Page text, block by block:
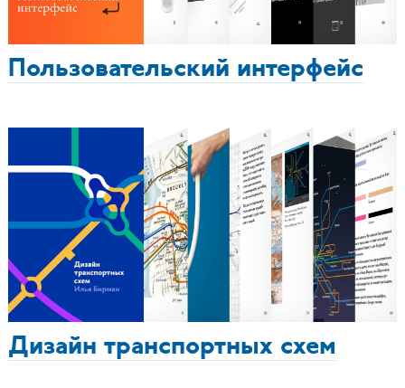
Пользовательский интерфейс
Дизайн транспортных схем